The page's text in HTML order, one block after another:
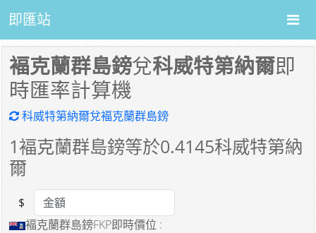
即匯站
褔克蘭群島鎊兌科威特第納爾即
時匯率計算機
科威特第納爾兌褔克蘭群島鎊
1褔克蘭群島鎊等於0.4145科威特第納
爾
Amount
$
褔克蘭群島鎊FKP即時價位 :